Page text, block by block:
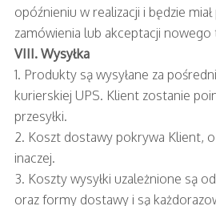
opóźnieniu w realizacji i będzie
zamówienia lub akceptacji nowego
VIII. Wysyłka
1. Produkty są wysyłane za
kurierskiej UPS. Klient zostanie
przesyłki.
2. Koszt dostawy pokrywa Klient,
inaczej.
3. Koszty wysyłki uzależnione są
oraz formy dostawy i są